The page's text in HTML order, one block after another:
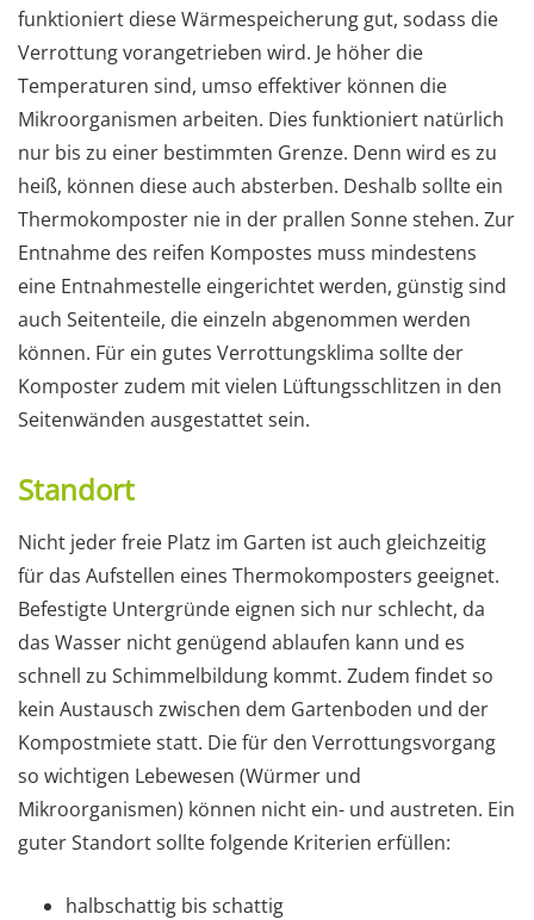
funktioniert diese Wärmespeicherung gut, sodass die
Verrottung vorangetrieben wird. Je höher die
Temperaturen sind, umso effektiver können die
Mikroorganismen arbeiten. Dies funktioniert natürlich
nur bis zu einer bestimmten Grenze. Denn wird es zu
heiß, können diese auch absterben. Deshalb sollte ein
Thermokomposter nie in der prallen Sonne stehen. Zur
Entnahme des reifen Kompostes muss mindestens
eine Entnahmestelle eingerichtet werden, günstig sind
auch Seitenteile, die einzeln abgenommen werden
können. Für ein gutes Verrottungsklima sollte der
Komposter zudem mit vielen Lüftungsschlitzen in den
Seitenwänden ausgestattet sein.
Standort
Nicht jeder freie Platz im Garten ist auch gleichzeitig
für das Aufstellen eines Thermokomposters geeignet.
Befestigte Untergründe eignen sich nur schlecht, da
das Wasser nicht genügend ablaufen kann und es
schnell zu Schimmelbildung kommt. Zudem findet so
kein Austausch zwischen dem Gartenboden und der
Kompostmiete statt. Die für den Verrottungsvorgang
so wichtigen Lebewesen (Würmer und
Mikroorganismen) können nicht ein- und austreten. Ein
guter Standort sollte folgende Kriterien erfüllen:
halbschattig bis schattig